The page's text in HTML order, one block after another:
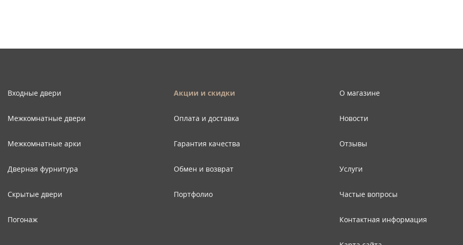
Входные двери
Межкомнатные двери
Межкомнатные арки
Дверная фурнитура
Скрытые двери
Погонаж
Акции и скидки
Оплата и доставка
Гарантия качества
Обмен и возврат
Портфолио
О магазине
Новости
Отзывы
Услуги
Частые вопросы
Контактная информация